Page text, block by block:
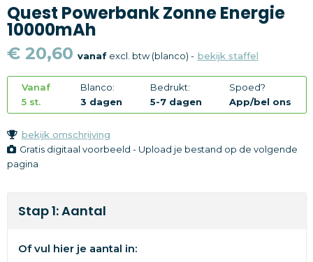
Textiel
Merken
Quest Powerbank Zonne Energie
10000mAh
€ 20,60 vanafexcl. btw (blanco) - bekijk staffel
Vanaf
5 st.
Blanco:
3 dagen
Bedrukt:
5-7 dagen
Spoed?
App/bel ons
bekijk omschrijving
Gratis digitaal voorbeeld - Upload je bestand op de volgende
pagina
Stap 1: Aantal
Of vul hier je aantal in: